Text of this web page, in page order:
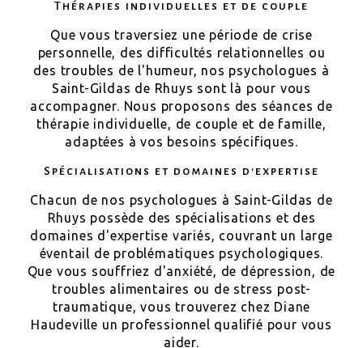
Thérapies individuelles et de couple
Que vous traversiez une période de crise
personnelle, des difficultés relationnelles ou
des troubles de l'humeur, nos psychologues à
Saint-Gildas de Rhuys sont là pour vous
accompagner. Nous proposons des séances de
thérapie individuelle, de couple et de famille,
adaptées à vos besoins spécifiques.
Spécialisations et domaines d'expertise
Chacun de nos psychologues à Saint-Gildas de
Rhuys possède des spécialisations et des
domaines d'expertise variés, couvrant un large
éventail de problématiques psychologiques.
Que vous souffriez d'anxiété, de dépression, de
troubles alimentaires ou de stress post-
traumatique, vous trouverez chez Diane
Haudeville un professionnel qualifié pour vous
aider.